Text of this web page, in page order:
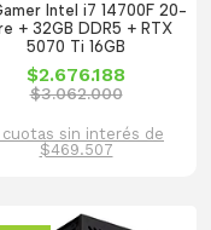
Intel i7 14700F 20-
+ 32GB DDR5 + RTX
5070 Ti 16GB
$2.676.188
$3.062.000
cuotas sin interés de
$469.507